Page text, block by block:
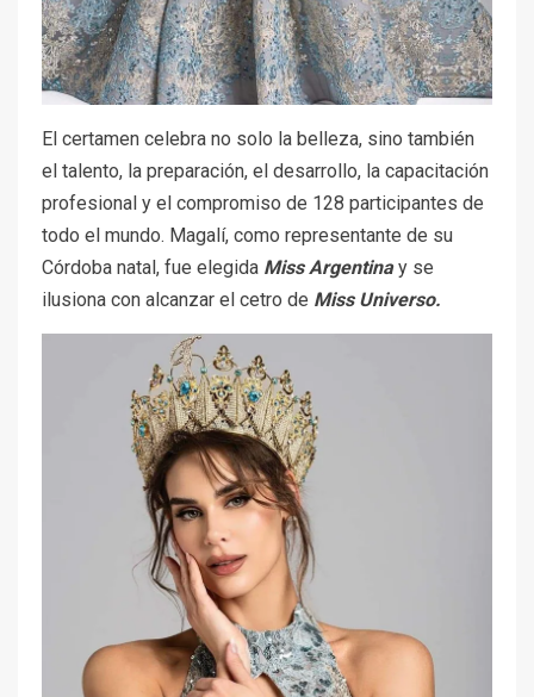
El certamen celebra no solo la belleza, sino también
el talento, la preparación, el desarrollo, la capacitación
profesional y el compromiso de 128 participantes de
todo el mundo. Magalí, como representante de su
Córdoba natal, fue elegida Miss Argentinay se
ilusiona con alcanzar el cetro de Miss Universo.